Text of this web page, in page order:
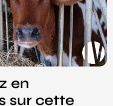
en
sur cette